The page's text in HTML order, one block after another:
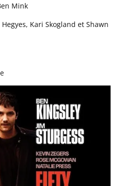
Mink
Kari Skogland et Shawn